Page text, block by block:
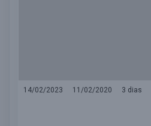
14/02/2023 11/02/2020
3 dias